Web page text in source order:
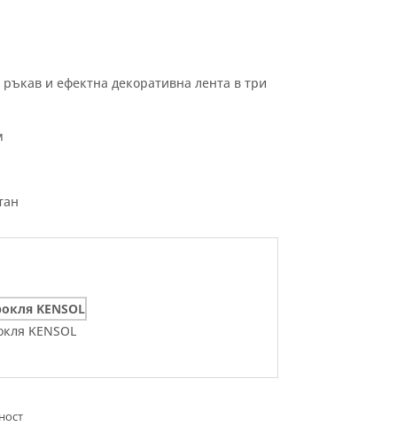
и ефектна декоративна лента в три
KENSOL